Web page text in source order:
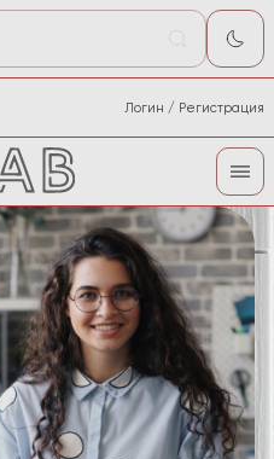
Логин / Регистрация